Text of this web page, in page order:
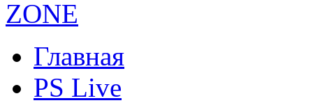
Главная
PS Live